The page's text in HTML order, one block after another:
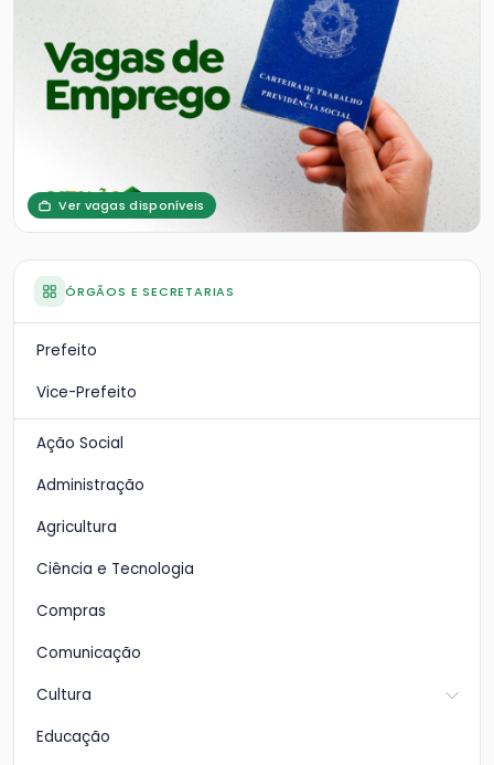
Ver vagas disponíveis
ÓRGÃOS E SECRETARIAS
Prefeito
Vice-Prefeito
Ação Social
Administração
Agricultura
Ciência e Tecnologia
Compras
Comunicação
Cultura
Educação